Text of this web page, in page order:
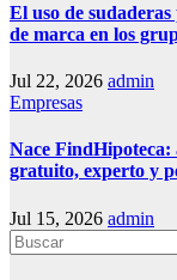
El uso de
de marca en los
Jul 22, 2026 admin
Empresas
Nace FindHipoteca:
gratuito, experto y
Jul 15, 2026 admin